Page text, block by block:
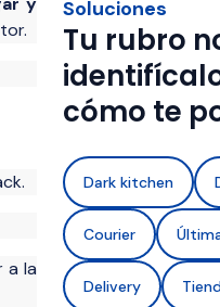
a la
Soluciones
Tu rubro
cómo te
Dark kitchen
Courier
Delivery